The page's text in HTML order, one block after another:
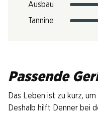
Ausbau
Tannine
Passende
Das Leben ist zu kurz,
Deshalb hilft Denner bei